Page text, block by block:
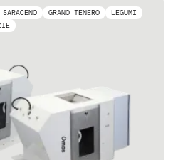
SARACENO GRANO TENERO
LEGUMI